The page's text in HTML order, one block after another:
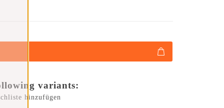
variants:
hinzufügen